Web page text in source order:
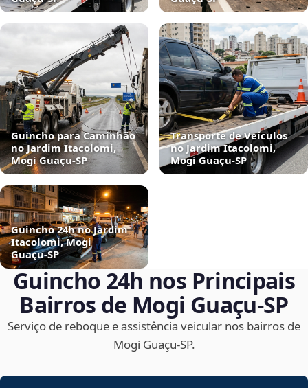
Guincho para Caminhão
no Jardim Itacolomi,
Mogi Guaçu‑SP
Transporte de Veículos
no Jardim Itacolomi,
Mogi Guaçu‑SP
Guincho 24h no Jardim
Itacolomi, Mogi
Guaçu‑SP
Guincho 24h nos Principais
Bairros de Mogi Guaçu‑SP
Serviço de reboque e assistência veicular nos bairros de
Mogi Guaçu‑SP.